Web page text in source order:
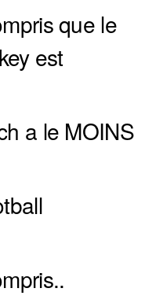
que le
est
a le MOINS